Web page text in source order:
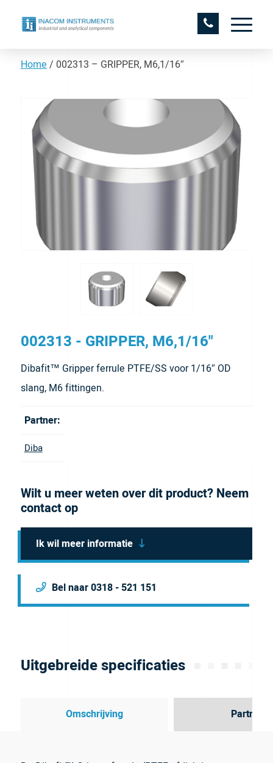
Home / 002313 – GRIPPER, M6,1/16″
002313 - GRIPPER, M6,1/16"
Dibafit™ Gripper ferrule PTFE/SS voor 1/16″ OD
slang, M6 fittingen.
Partner:
Diba
Wilt u meer weten over dit product? Neem
contact op
Ik wil meer informatie
Bel naar 0318 - 521 151
Uitgebreide specificaties
Omschrijving Partner